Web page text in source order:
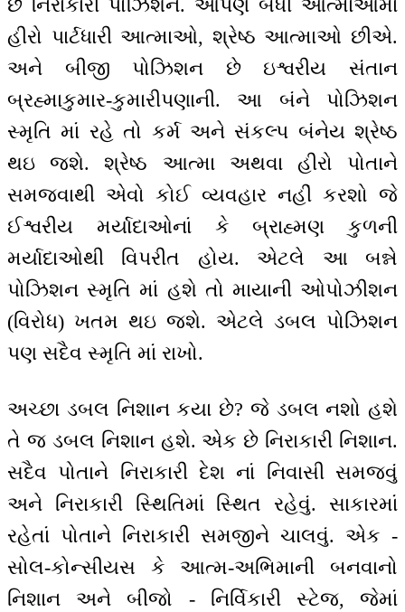
છે નિરાકારી પોઝિશન. આપણે બધી આત્માઓમાં
હીરો પાર્ટધારી આત્માઓ, શ્રેષ્ઠ આત્માઓ છીએ.
અને બીજી પોઝિશન છે ઇશ્વરીય સંતાન
બ્રહ્માકુમાર-કુમારીપણાની. આ બંને પોઝિશન
સ્મૃતિ માં રહે તો કર્મ અને સંકલ્પ બંનેય શ્રેષ્ઠ
થઇ જશે. શ્રેષ્ઠ આત્મા અથવા હીરો પોતાને
સમજવાથી એવો કોઈ વ્યવહાર નહીં કરશો જે
ઈશ્વરીય મર્યાદાઓનાં કે બ્રાહ્મણ કુળની
મર્યાદાઓથી વિપરીત હોય. એટલે આ બન્ને
પોઝિશન સ્મૃતિ માં હશે તો માયાની ઓપોઝીશન
(વિરોધ) ખતમ થઇ જશે. એટલે ડબલ પોઝિશન
પણ સદૈવ સ્મૃતિ માં રાખો.
અચ્છા ડબલ નિશાન કયા છે? જે ડબલ નશો હશે
તે જ ડબલ નિશાન હશે. એક છે નિરાકારી નિશાન.
સદૈવ પોતાને નિરાકારી દેશ નાં નિવાસી સમજવું
અને નિરાકારી સ્થિતિમાં સ્થિત રહેવું. સાકારમાં
રહેતાં પોતાને નિરાકારી સમજીને ચાલવું. એક -
સોલ-કોન્સીયસ કે આત્મ-અભિમાની બનવાનો
નિશાન અને બીજો - નિર્વિકારી સ્ટેજ, જેમાં